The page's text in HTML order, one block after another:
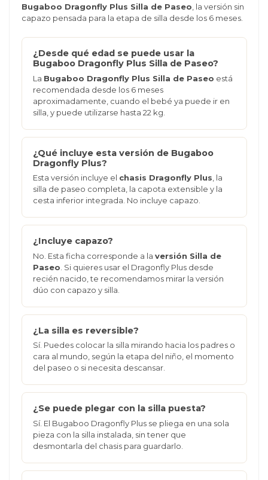
Bugaboo Dragonfly Plus Silla de Paseo, la versión sin
capazo pensada para la etapa de silla desde los 6 meses.
¿Desde qué edad se puede usar la
Bugaboo Dragonfly Plus Silla de Paseo?
La Bugaboo Dragonfly Plus Silla de Paseo está
recomendada desde los 6 meses
aproximadamente, cuando el bebé ya puede ir en
silla, y puede utilizarse hasta 22 kg.
¿Qué incluye esta versión de Bugaboo
Dragonfly Plus?
Esta versión incluye el chasis Dragonfly Plus, la
silla de paseo completa, la capota extensible y la
cesta inferior integrada. No incluye capazo.
¿Incluye capazo?
No. Esta ficha corresponde a la versión Silla de
Paseo . Si quieres usar el Dragonfly Plus desde
recién nacido, te recomendamos mirar la versión
dúo con capazo y silla.
¿La silla es reversible?
Sí. Puedes colocar la silla mirando hacia los padres o
cara al mundo, según la etapa del niño, el momento
del paseo o si necesita descansar.
¿Se puede plegar con la silla puesta?
Sí. El Bugaboo Dragonfly Plus se pliega en una sola
pieza con la silla instalada, sin tener que
desmontarla del chasis para guardarlo.